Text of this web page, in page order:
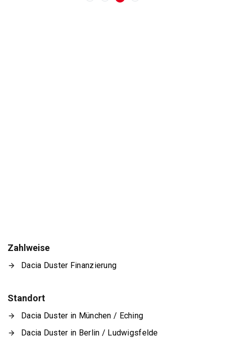
Zahlweise
Dacia Duster Finanzierung
Standort
Dacia Duster in München / Eching
Dacia Duster in Berlin / Ludwigsfelde